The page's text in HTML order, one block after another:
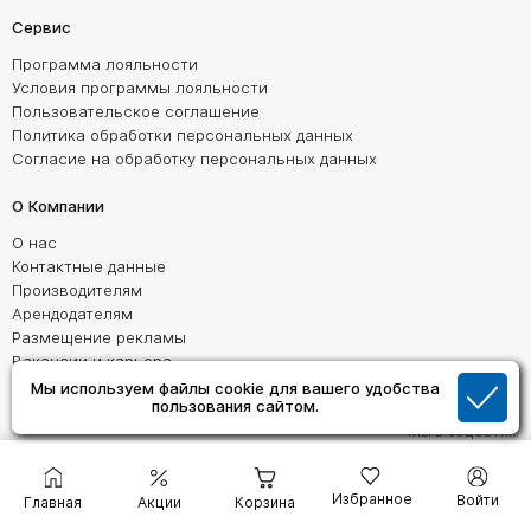
Мы используем файлы cookie для вашего удобства
пользования сайтом.
Главная Акции Корзина Избранное Войти
Сервис
Программа лояльности
Условия программы лояльности
Пользовательское соглашение
Политика обработки персональных данных
Согласие на обработку персональных данных
О Компании
О нас
Контактные данные
Производителям
Арендодателям
Размещение рекламы
Вакансии и карьера
Наши партнеры
8-800-234-99-66
Пн-Пт: 9:00 - 18:00
Мы в соцсетях: